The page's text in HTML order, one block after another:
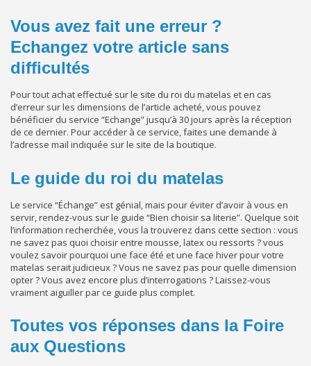
Vous avez fait une erreur ?
Echangez votre article sans
difficultés
Pour tout achat effectué sur le site du roi du matelas et en cas
d’erreur sur les dimensions de l’article acheté, vous pouvez
bénéficier du service “Echange” jusqu’à 30 jours après la réception
de ce dernier. Pour accéder à ce service, faites une demande à
l’adresse mail indiquée sur le site de la boutique.
Le guide du roi du matelas
Le service “Échange” est génial, mais pour éviter d’avoir à vous en
servir, rendez-vous sur le guide “Bien choisir sa literie”. Quelque soit
l’information recherchée, vous la trouverez dans cette section : vous
ne savez pas quoi choisir entre mousse, latex ou ressorts ? vous
voulez savoir pourquoi une face été et une face hiver pour votre
matelas serait judicieux ? Vous ne savez pas pour quelle dimension
opter ? Vous avez encore plus d’interrogations ? Laissez-vous
vraiment aiguiller par ce guide plus complet.
Toutes vos réponses dans la Foire
aux Questions